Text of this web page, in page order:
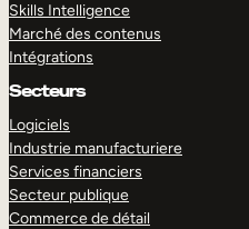
Skills Intelligence
Marché des contenus
Intégrations
Secteurs
Logiciels
Industrie manufacturiere
Services financiers
Secteur publique
Commerce de détail